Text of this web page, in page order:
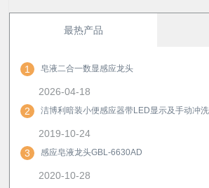
最热产品
1 皂液二合一数显感应龙头
2026-04-18
2
洁博利暗装小便感应器带LED显示及手动冲
2019-10-24
3
感应皂液龙头GBL-6630AD
2020-10-28